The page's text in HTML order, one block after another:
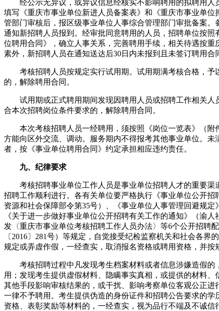
经公示无异议，或异议信息经核实不影响聘用的拟聘用人
填写《重庆市事业单位新进人员备案表》和《重庆市事业单
管部门审核后，报区级事业单位人事综合管理部门审批备案
通知新招聘人员报到。经审批同意聘用的人员，招聘单位按
位聘用合同》，确立人事关系，完善聘用手续，相关待遇按
素外，新招聘人员在通知送达后30日内未报到且未签订聘用合
考核招聘人员按规定实行试用期。试用期满考核合格，予
的，解除聘用合同。
试用期或正式聘用期间发现因聘用人员或招聘工作相关人
合本次招聘岗位条件要求的，解除聘用合同。
本次考核招聘人员一经聘用，须按照《岗位一览表》（附
方能向区外交流、调动。服务期内不得报考其他事业单位。未
者，按《事业单位聘用合同》约定承担相应违约责任。
九、纪律要求
考核招聘事业单位工作人员是事业单位招聘人才的重要渠
招聘工作顺利进行。各有关单位要严格执行《事业单位公开
资源和社会保障部令第35号）、《事业单位人事管理回避规定
《关于进一步做好事业单位公开招聘有关工作的通知》（渝
发〈重庆市事业单位考核招聘工作人员办法〉等6个公开招聘
〔2016〕281号）等规定，自觉接受纪检监察机关和社会各界
规定或弄虚作假，一经查实，取消报名资格或聘用资格，并按
考核招聘过程中凡发现考生档案材料或者信息涉嫌造假的
用；发现考生提供虚假材料、隐瞒事实真相，或提供的材料
其他手段影响审核结果的，或干扰、影响考察单位客观公正
一律不予聘用。考生提供伪造的身份证件和招聘公告要求的
资格、表彰奖励等材料的，一经查实，视为品行不端及不诚